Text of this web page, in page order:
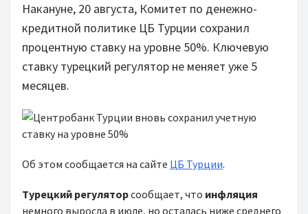
Накануне, 20 августа, Комитет по денежно-
кредитной политике ЦБ Турции сохранил
процентную ставку на уровне 50%. Ключевую
ставку турецкий регулятор не меняет уже 5
месяцев.
Об этом сообщается на сайте ЦБ Турции.
Турецкий регуляторсообщает, что инфляция
немного выросла в июле, но осталась ниже среднего